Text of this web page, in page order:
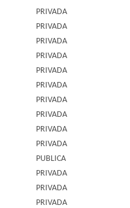
PRIVADA
PRIVADA
PRIVADA
PRIVADA
PRIVADA
PRIVADA
PRIVADA
PRIVADA
PRIVADA
PRIVADA
PUBLICA
PRIVADA
PRIVADA
PRIVADA